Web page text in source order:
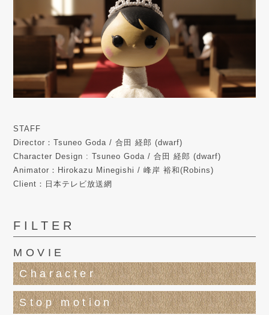
STAFF
Director：Tsuneo Goda / 合田 経郎 (dwarf)
Character Design : Tsuneo Goda / 合田 経郎 (dwarf)
Animator：Hirokazu Minegishi / 峰岸 裕和(Robins)
Client：日本テレビ放送網
FILTER
MOVIE
Character
Stop motion